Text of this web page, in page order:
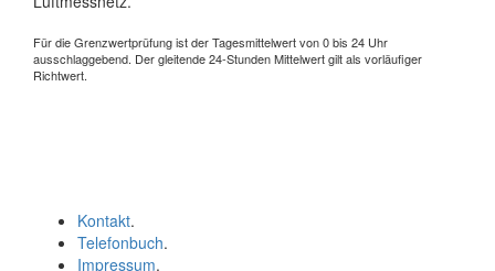
Für die Grenzwertprüfung ist der Tagesmittelwert von 0 bis 24 Uhr
ausschlaggebend. Der gleitende 24-Stunden Mittelwert gilt als vorläufiger
Richtwert.
Kontakt.
Telefonbuch.
Impressum.